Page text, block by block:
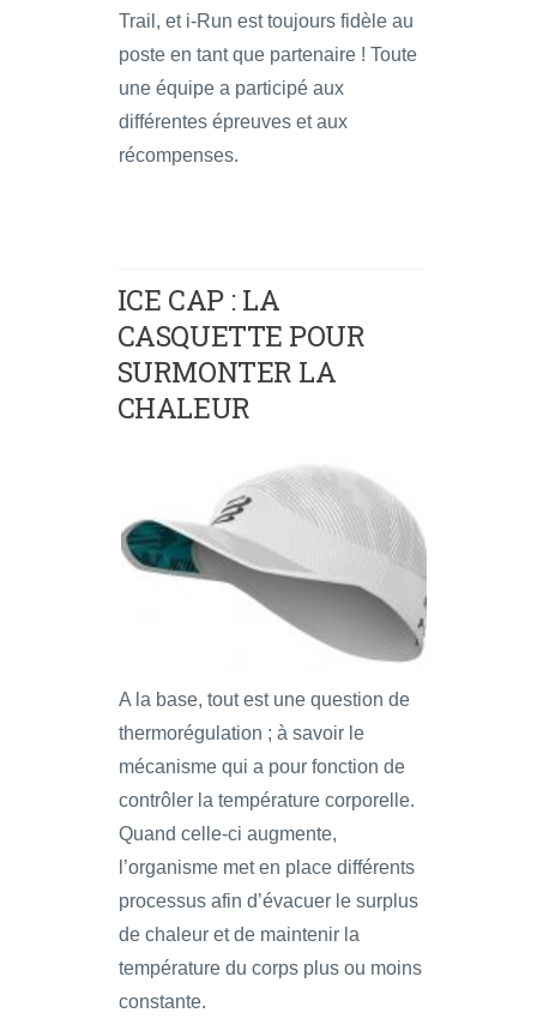
Trail, et i-Run est toujours fidèle au
poste en tant que partenaire ! Toute
une équipe a participé aux
différentes épreuves et aux
récompenses.
ICE CAP : LA
CASQUETTE POUR
SURMONTER LA
CHALEUR
A la base, tout est une question de
thermorégulation ; à savoir le
mécanisme qui a pour fonction de
contrôler la température corporelle.
Quand celle-ci augmente,
l’organisme met en place différents
processus afin d’évacuer le surplus
de chaleur et de maintenir la
température du corps plus ou moins
constante.